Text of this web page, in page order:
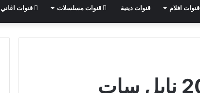
قنوات افلام قنوات دينية قنوات مسلسلات قنوات اغاني